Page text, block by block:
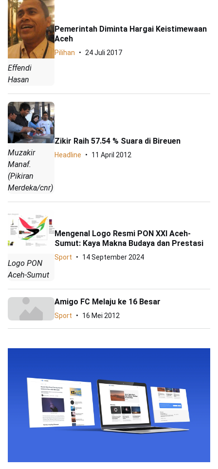
Effendi
Hasan
Pemerintah Diminta Hargai Keistimewaan
Aceh
Pilihan 24 Juli 2017
Muzakir
Manaf.
(Pikiran
Merdeka/cnr)
Zikir Raih 57.54 % Suara di Bireuen
Headline 11 April 2012
Logo PON
Aceh-Sumut
Mengenal Logo Resmi PON XXI Aceh-
Sumut: Kaya Makna Budaya dan Prestasi
Sport 14 September 2024
Amigo FC Melaju ke 16 Besar
Sport 16 Mei 2012